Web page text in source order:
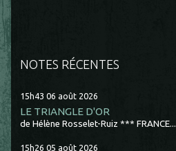
NOTES RÉCENTES
15h43 06 août 2026
LE TRIANGLE D'OR
de Hélène Rosselet-Ruiz *** FRANCE...
15h26 05 août 2026